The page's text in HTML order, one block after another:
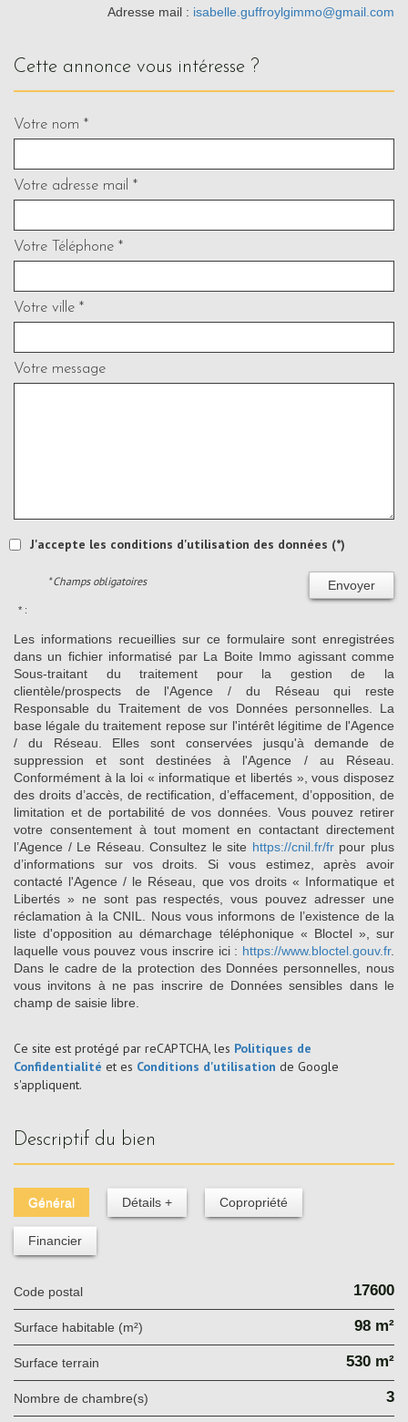
Adresse mail : isabelle.guffroylgimmo@gmail.com
cette annonce vous intéresse ?
Votre nom *
Votre adresse mail *
Votre Téléphone *
Votre ville *
Votre message
J'accepte les conditions d'utilisation des données (*)
Envoyer
* Champs obligatoires
* :
Les informations recueillies sur ce formulaire sont enregistrées
dans un fichier informatisé par La Boite Immo agissant comme
Sous-traitant du traitement pour la gestion de la
clientèle/prospects de l'Agence / du Réseau qui reste
Responsable du Traitement de vos Données personnelles. La
base légale du traitement repose sur l'intérêt légitime de l'Agence
/ du Réseau. Elles sont conservées jusqu'à demande de
suppression et sont destinées à l'Agence / au Réseau.
Conformément à la loi « informatique et libertés », vous disposez
des droits d’accès, de rectification, d’effacement, d’opposition, de
limitation et de portabilité de vos données. Vous pouvez retirer
votre consentement à tout moment en contactant directement
l’Agence / Le Réseau. Consultez le site https://cnil.fr/frpour plus
d’informations sur vos droits. Si vous estimez, après avoir
contacté l'Agence / le Réseau, que vos droits « Informatique et
Libertés » ne sont pas respectés, vous pouvez adresser une
réclamation à la CNIL. Nous vous informons de l’existence de la
liste d'opposition au démarchage téléphonique « Bloctel », sur
laquelle vous pouvez vous inscrire ici : https://www.bloctel.gouv.fr.
Dans le cadre de la protection des Données personnelles, nous
vous invitons à ne pas inscrire de Données sensibles dans le
champ de saisie libre.
Ce site est protégé par reCAPTCHA, les Politiques de
Confidentialité et es Conditions d'utilisation de Google
s'appliquent.
descriptif du bien
Général Détails + Copropriété
Financier
Code postal 17600
Surface habitable (m²) 98 m²
surface terrain 530 m²
Nombre de chambre(s) 3